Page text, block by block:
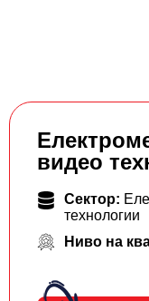
видео
Сектор:
технологии
Ниво на